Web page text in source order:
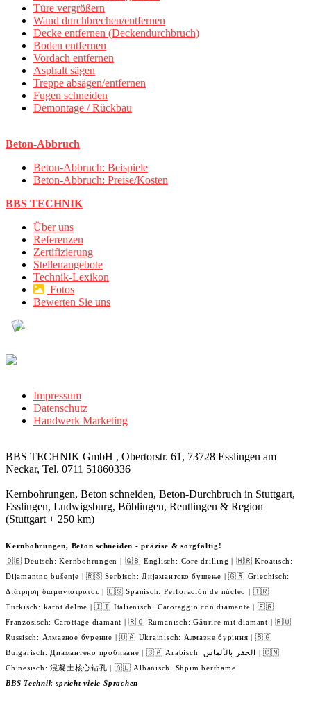
Türe vergrößern
Wand durchbrechen/entfernen
Decke entfernen (Deckendurchbruch)
Boden entfernen
Vordach entfernen
Asphalt sägen
Treppe absägen/entfernen
Fugen schneiden
Demontage / Rückbau
Beton-Abbruch
Beton-Abbruch: Beispiele
Beton-Abbruch: Preise/Kosten
BBS TECHNIK
Über uns
Referenzen
Zertifizierung
Stellenangebote
Technik-Lexikon
Fotos
Bewerten Sie uns
Impressum
Datenschutz
Handwerk Marketing
BBS TECHNIK GmbH , Obertorstr. 61, 73728 Esslingen am
Neckar, Tel. 0711 51860336
Kernbohrungen, Beton schneiden, Beton-Durchbruch in Stuttgart,
Esslingen, Ludwigsburg, Böblingen, Reutlingen & Region
(Stuttgart + 250 km)
Kernbohrungen, Beton schneiden - präzise & sorgfältig!
🇩🇪 Deutsch: Kernbohrungen | 🇬🇧 Englisch: Core drilling | 🇭🇷 Kroatisch:
Dijamantno bušenje | 🇷🇸 Serbisch: Дијамантско бушење | 🇬🇷 Griechisch:
Διάτρηση διαμαντότρυπου | 🇪🇸 Spanisch: Perforación de núcleo | 🇹🇷
Türkisch: karot delme | 🇮🇹 Italienisch: Carotaggio con diamante | 🇫🇷
Französisch: Carottage diamant | 🇷🇴 Rumänisch: Găurire mit diamant | 🇷🇺
Russisch: Алмазное бурение | 🇺🇦 Ukrainisch: Алмазне буріння | 🇧🇬
Bulgarisch: Диамантено пробиване | 🇸🇦 Arabisch: الحفر بالألماس | 🇨🇳
Chinesisch: 混凝土核心钻孔 | 🇦🇱 Albanisch: Shpim bërthame
BBS Technik spricht viele Sprachen